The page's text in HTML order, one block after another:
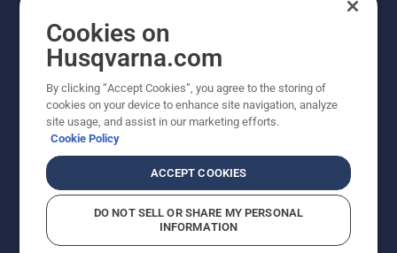
© Husqvarna AB (publ). Tutti i diritti riservati. I prezzi
Husqvarna Schweiz AG per i rivenditori specializzati
aderenti all’iniziativa, prezzi in CHF comprensivi di IVA
all’ 8,1% e TRA. Con riserva di modifica. Tutti i prezzi
indicati sono prezzi al dettaglio consigliati (IVA inclusa),
a meno che il prodotto non sia disponibile per l'acquisto
Informativa sulla privacyRiferimentiCGVF Negozio online
Segnalazione di presunte violazioni
Cookies on
Husqvarna.com
By clicking “Accept Cookies”, you agree to the storing of
cookies on your device to enhance site navigation, analyze
site usage, and assist in our marketing efforts.
Cookie Policy
ACCEPT COOKIES
DO NOT SELL OR SHARE MY PERSONAL
INFORMATION